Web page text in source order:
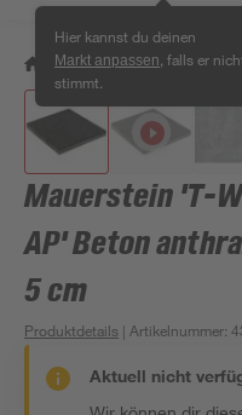
Hier kannst du deinen
Markt anpassen , falls er
stimmt.
/ Garten & Freizeit /
Mauerstein 'T-
AP' Beton
5 cm
Produktdetails | Artikelnummer:
Aktuell nicht